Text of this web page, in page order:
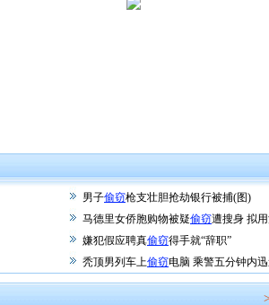
男子偷窃枪支壮胆抢劫银行被捕(图)
马德里女侨胞购物被疑偷窃遭搜身 拟
嫌犯假应聘真偷窃得手就“辞职”
秃顶男列车上偷窃电脑 乘警五分钟内